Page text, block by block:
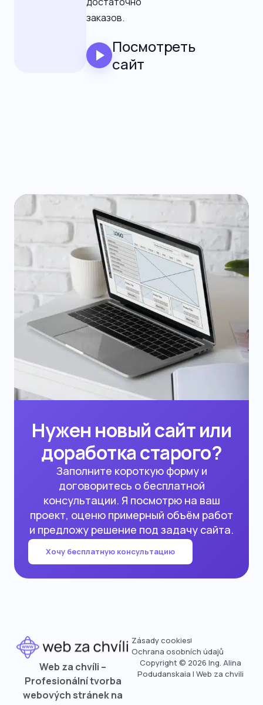
заказов.
Посмотреть
сайт
Нужен новый сайт или
доработка старого?
Заполните короткую форму и
договоритесь о бесплатной
консультации. Я посмотрю на ваш
проект, оценю примерный объём работ
и предложу решение под задачу сайта.
Хочу бесплатную консультацию
Web za chvíli –
Profesionální tvorba
webových stránek na
Copyright © 2026 Ing. Alina
Podudanskaia | Web za chvili
Zásady cookies
Ochrana osobních údajů